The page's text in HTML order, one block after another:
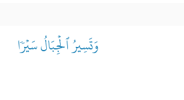
وَتَسِيرُ ٱلۡجِبَالُ سَيۡرٗا